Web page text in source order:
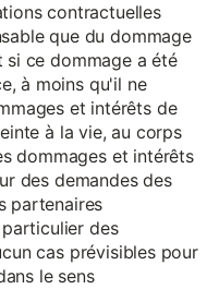
contractuelles
que du dommage
ce dommage a été
à moins qu'il ne
et intérêts de
à la vie, au corps
dommages et intérêts
des demandes des
partenaires
des
cas prévisibles pour
le sens